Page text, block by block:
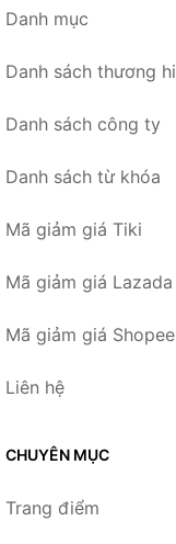
Danh mục
Danh sách thương
Danh sách công ty
Danh sách từ khóa
Mã giảm giá Tiki
Mã giảm giá Lazada
Mã giảm giá Shopee
Liên hệ
CHUYÊN MỤC
Trang điểm